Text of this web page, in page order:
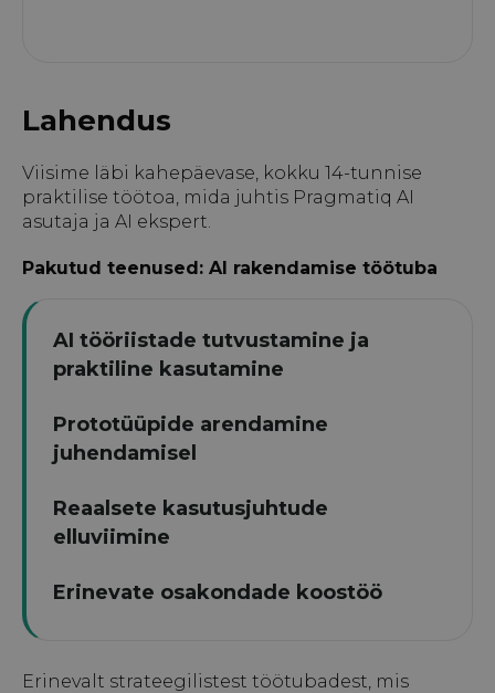
Lahendus
Viisime läbi kahepäevase, kokku 14-tunnise
praktilise töötoa, mida juhtis Pragmatiq AI
asutaja ja AI ekspert.
Pakutud teenused: AI rakendamise töötuba
AI tööriistade tutvustamine ja
praktiline kasutamine
Prototüüpide arendamine
juhendamisel
Reaalsete kasutusjuhtude
elluviimine
Erinevate osakondade koostöö
Erinevalt strateegilistest töötubadest, mis